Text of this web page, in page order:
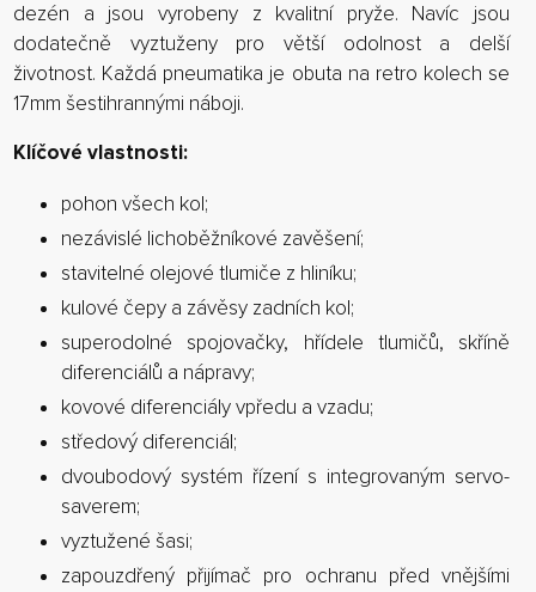
dezén a jsou vyrobeny z kvalitní pryže. Navíc jsou
dodatečně vyztuženy pro větší odolnost a delší
životnost. Každá pneumatika je obuta na retro kolech se
17mm šestihrannými náboji.
Klíčové vlastnosti:
pohon všech kol;
nezávislé lichoběžníkové zavěšení;
stavitelné olejové tlumiče z hliníku;
kulové čepy a závěsy zadních kol;
superodolné spojovačky, hřídele tlumičů, skříně
diferenciálů a nápravy;
kovové diferenciály vpředu a vzadu;
středový diferenciál;
dvoubodový systém řízení s integrovaným servo-
saverem;
vyztužené šasi;
zapouzdřený přijímač pro ochranu před vnějšími